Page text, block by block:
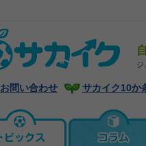
ジ
お問い合わせ サカイク10か